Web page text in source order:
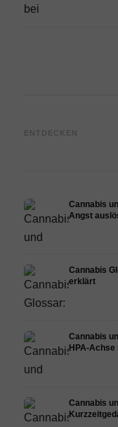
ENTDECKEN
Epidiolex und der
Cannabis
Angst
Cannabis
erklärt
Cannabis
HPA-Achse
Cannabis